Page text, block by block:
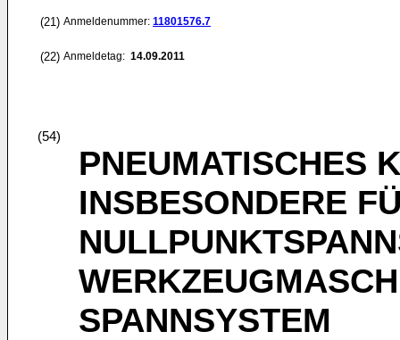
(21) Anmeldenummer: 11801576.7
(22) Anmeldetag: 14.09.2011
(54)
PNEUMATISCHES
INSBESONDERE
SPANNSYSTEM